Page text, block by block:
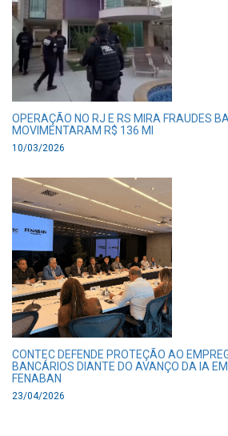
OPERAÇÃO NO RJ E RS MIRA FRAUDES
MOVIMENTARAM R$ 136 MI
10/03/2026
CONTEC DEFENDE PROTEÇÃO AO
BANCÁRIOS DIANTE DO AVANÇO DA IA
FENABAN
23/04/2026